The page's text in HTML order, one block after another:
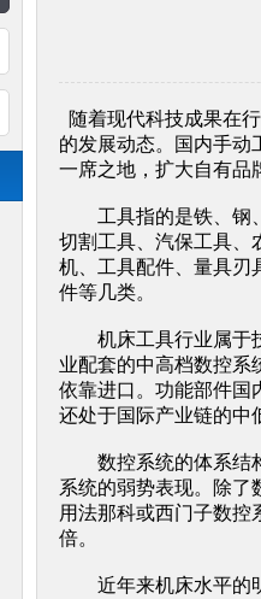
随着现代科技成果在
的发展动态。国内手动
一席之地，扩大自有品
工具指的是铁、钢、
切割工具、汽保工具、
机、工具配件、量具
件等几类。
机床工具行业属于技
业配套的中高档数控系
依靠进口。功能部件国
还处于国际产业链的中
数控系统的体系结构
系统的弱势表现。除了
用法那科或西门子数控
倍。
近年来机床水平的明